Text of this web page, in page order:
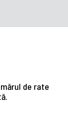
de rate